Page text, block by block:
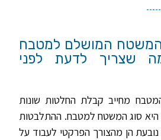
המשטח המושלם למטבח
שצריך לדעת לפני
מחייב קבלת החלטות שונות
היא סוג המשטח למטבח. ההתלבטות
נובעת הן מהצורך הפרקטי לעבוד על